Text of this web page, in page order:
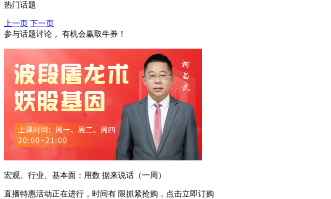
热门话题
上一页 下一页
参与话题讨论， 有机会赢取牛券！
宏观、行业、基本面：用数 据来说话（一周）
直播特惠活动正在进行，时间有 限抓紧抢购，点击立即订购